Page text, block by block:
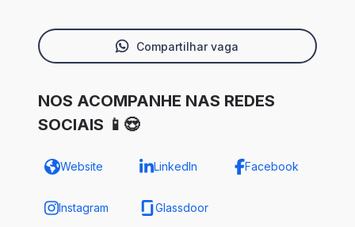
Compartilhar vaga
NOS ACOMPANHE NAS REDES
SOCIAIS 📱😍
Website LinkedIn Facebook
Instagram Glassdoor